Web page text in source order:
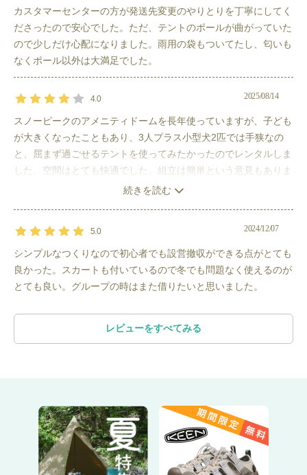
ける高さに設定されていて快適です。
サイドを立ち上げるポールは付属しておりません。
同一ブランド他のテント は こちら
詳細情報
高さ210cm、620cm×320cm
クス 遮光PU加工（耐水圧
3,000mm）・撥水加工・UV加工、ウ
工・撥水加工・UV加工 インナー：ウ
ム 210DポリエステルオックスPU加工
（耐水圧1,800mm）
同梱物
ハンマー メインフレーム(長)2本 メイ
ンフレーム(短)2本 ブリッジフレーム2
本 ロープ12本 ペグ24本
カスタマーセンターの方が発送先変更のやりとりを丁寧にしてく
ださったので安心でした。ただ、テントのポールが曲がっていた
ので少しだけ心配になりました。雨用の袋もついてたし、匂いも
なくポール以外は大満足でした。
4.0 2025/08/14
スノーピークのアメニティドームを長年使っていますが、子ども
が大きくなったこともあり、3人プラス小型犬2匹では手狭なの
と、屈まず過ごせるテントを使ってみたかったのでレンタルしま
した。空間はとても快適でした。組立は簡単という意見もありま
したが、大きさや重さもあるので、大人1人では難しいのではと
続きを読む
5.0 2024/12/07
シンプルなつくりなので初心者でも設営撤収ができる点がとても
良かった。スカートも付いているので冬でも問題なく使えるのが
とても良い。グループの時はまた借りたいと思いました。
レビューをすべてみる